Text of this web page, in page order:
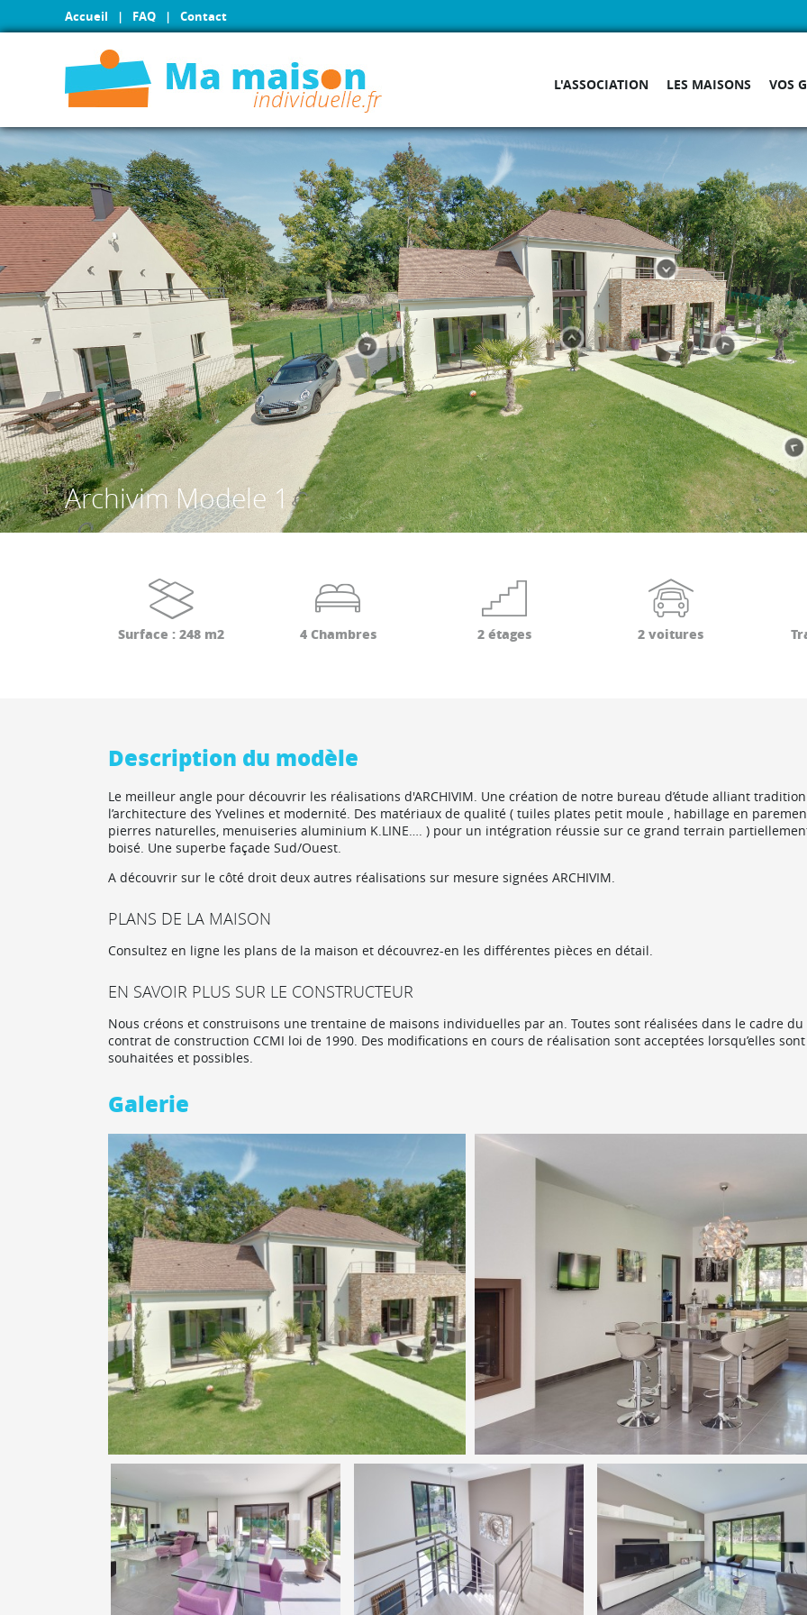
Accueil | FAQ | Contact
L'ASSOCIATION LES MAISONS VOS
Archivim Modele 1
Surface : 248 m2 4 Chambres 2 étages 2 voitures
Description du modèle
Le meilleur angle pour découvrir les réalisations d'ARCHIVIM. Une création de notre bureau d’étude alliant
l’architecture des Yvelines et modernité. Des matériaux de qualité ( tuiles plates petit moule , habillage en
pierres naturelles, menuiseries aluminium K.LINE…. ) pour un intégration réussie sur ce grand terrain
boisé. Une superbe façade Sud/Ouest.
A découvrir sur le côté droit deux autres réalisations sur mesure signées ARCHIVIM.
PLANS DE LA MAISON
Consultez en ligne les plans de la maison et découvrez-en les différentes pièces en détail.
EN SAVOIR PLUS SUR LE CONSTRUCTEUR
Nous créons et construisons une trentaine de maisons individuelles par an. Toutes sont réalisées dans le cadre du
contrat de construction CCMI loi de 1990. Des modifications en cours de réalisation sont acceptées lorsqu’elles sont
souhaitées et possibles.
Galerie